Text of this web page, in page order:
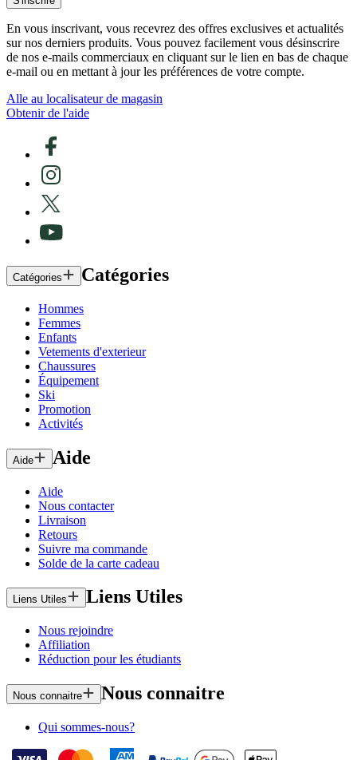
En vous inscrivant, vous recevrez des offres exclusives et actualités
sur nos derniers produits. Vous pouvez facilement vous désinscrire
de nos e-mails commerciaux en cliquant sur le lien en bas de chaque
e-mail ou en mettant à jour les préférences de votre compte.
Alle au localisateur de magasin
Obtenir de l'aide
Catégories Catégories
Hommes
Femmes
Enfants
Vetements d'exterieur
Chaussures
Équipement
Ski
Promotion
Activités
Aide Aide
Aide
Nous contacter
Livraison
Retours
Suivre ma commande
Solde de la carte cadeau
Liens Utiles Liens Utiles
Nous rejoindre
Affiliation
Réduction pour les étudiants
Nous connaitre Nous connaitre
Qui sommes-nous?